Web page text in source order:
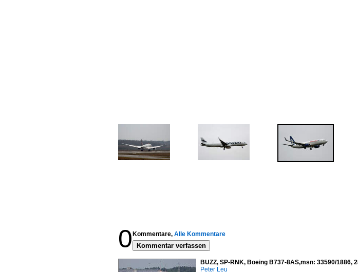
0 Kommentare, Alle Kommentare
Kommentar verfassen
BUZZ, SP-RNK, Boeing B737-8AS,msn: 33590/1886,
Peter Leu